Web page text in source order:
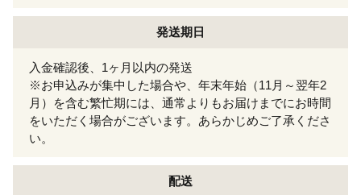
発送期日
入金確認後、1ヶ月以内の発送
※お申込みが集中した場合や、年末年始（11月～翌年2
月）を含む繁忙期には、通常よりもお届けまでにお時間
をいただく場合がございます。あらかじめご了承くださ
い。
配送